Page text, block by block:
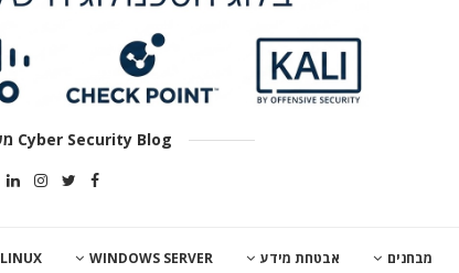
Cyber Security Blog משנת 2013
מבחנים אבטחת מידע WINDOWS SERVER
LINUX